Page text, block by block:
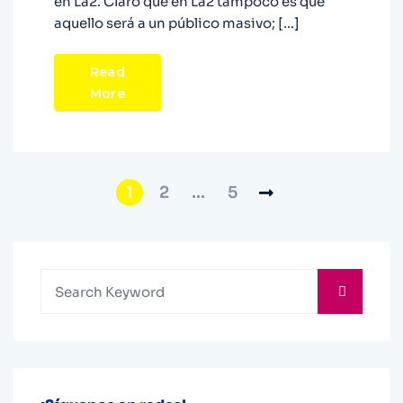
aquello será a un público masivo; […]
Read
More
1 2 … 5